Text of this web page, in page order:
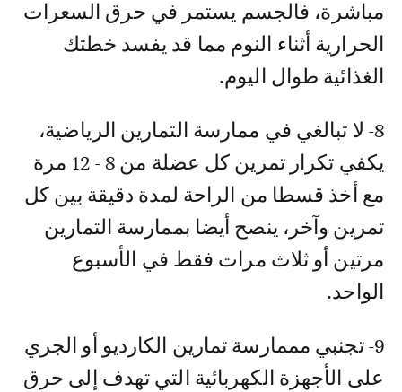
مباشرة، فالجسم يستمر في حرق السعرات
الحرارية أثناء النوم مما قد يفسد خطتك
الغذائية طوال اليوم.
8- لا تبالغي في ممارسة التمارين الرياضية،
يكفي تكرار تمرين كل عضلة من 8 - 12 مرة
مع أخذ قسطا من الراحة لمدة دقيقة بين كل
تمرين وآخر، ينصح أيضا بممارسة التمارين
مرتين أو ثلاث مرات فقط في الأسبوع
الواحد.
9- تجنبي مممارسة تمارين الكارديو أو الجري
على الأجهزة الكهربائية التي تهدف إلى حرق